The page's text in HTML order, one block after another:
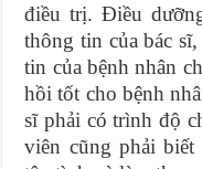
điều trị. Điều
thông tin của bác
tin của bệnh nhân
hồi tốt cho bệnh
sĩ phải có trình độ
viên cũng phải biết